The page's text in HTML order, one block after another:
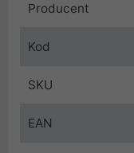
Producent
Kod
SKU
EAN